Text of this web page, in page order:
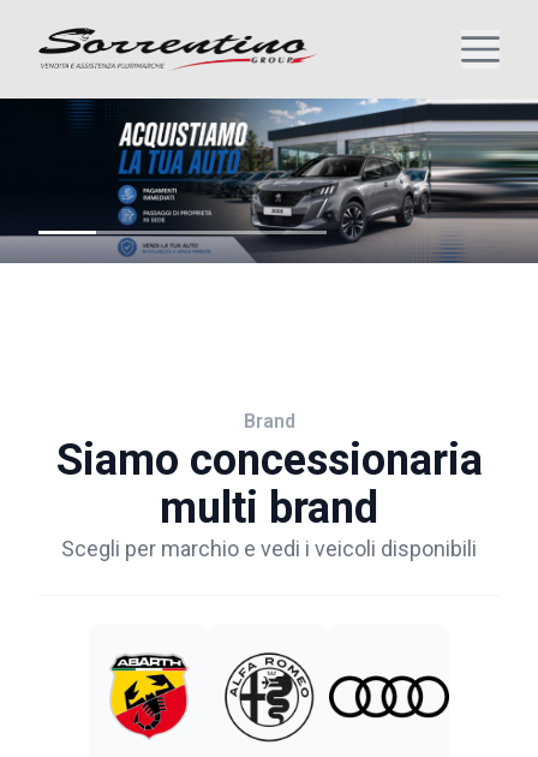
Brand
Siamo concessionaria
multi brand
Scegli per marchio e vedi i veicoli disponibili